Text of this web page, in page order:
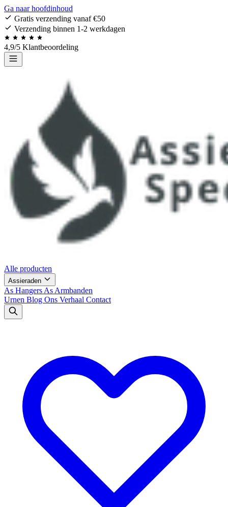
Ga naar hoofdinhoud
Gratis verzending vanaf €50
Verzending binnen 1-2 werkdagen
4,9/5 Klantbeoordeling
Alle producten
Assieraden
As Hangers As Armbanden
Urnen Blog Ons Verhaal Contact